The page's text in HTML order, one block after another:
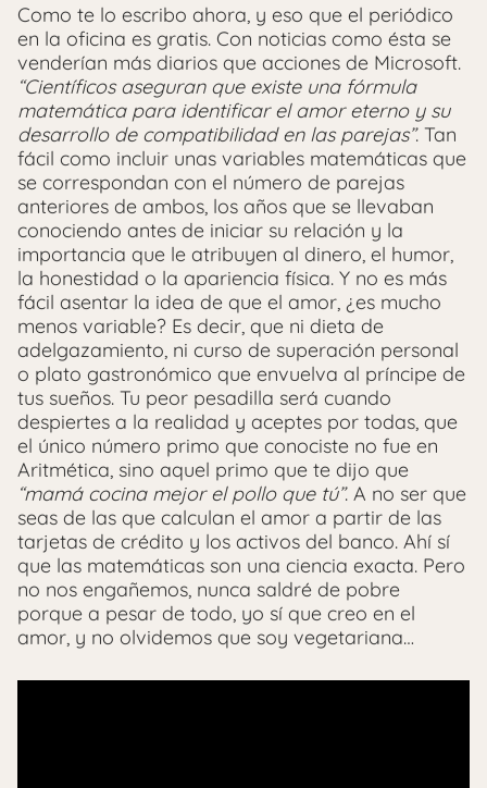
Como te lo escribo ahora, y eso que el periódico
en la oficina es gratis. Con noticias como ésta se
venderían más diarios que acciones de Microsoft.
“Científicos aseguran que existe una fórmula
matemática para identificar el amor eterno y su
desarrollo de compatibilidad en las parejas”. Tan
fácil como incluir unas variables matemáticas que
se correspondan con el número de parejas
anteriores de ambos, los años que se llevaban
conociendo antes de iniciar su relación y la
importancia que le atribuyen al dinero, el humor,
la honestidad o la apariencia física. Y no es más
fácil asentar la idea de que el amor, ¿es mucho
menos variable? Es decir, que ni dieta de
adelgazamiento, ni curso de superación personal
o plato gastronómico que envuelva al príncipe de
tus sueños. Tu peor pesadilla será cuando
despiertes a la realidad y aceptes por todas, que
el único número primo que conociste no fue en
Aritmética, sino aquel primo que te dijo que
“mamá cocina mejor el pollo que tú”. A no ser que
seas de las que calculan el amor a partir de las
tarjetas de crédito y los activos del banco. Ahí sí
que las matemáticas son una ciencia exacta. Pero
no nos engañemos, nunca saldré de pobre
porque a pesar de todo, yo sí que creo en el
amor, y no olvidemos que soy vegetariana…